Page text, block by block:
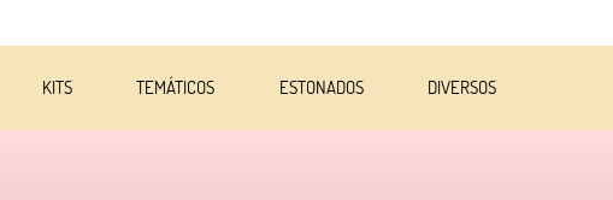
KITS TEMÁTICOS ESTONADOS DIVERSOS